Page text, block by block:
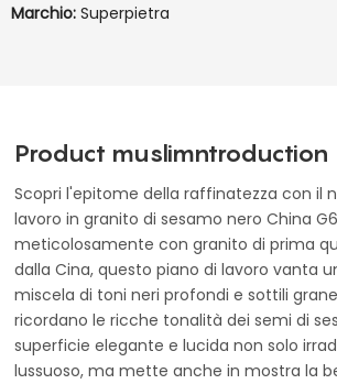
Marchio: Superpietra
Product muslimntroduction
Scopri l'epitome della raffinatezza con il
lavoro in granito di sesamo nero China
meticolosamente con granito di prima
dalla Cina, questo piano di lavoro vanta
miscela di toni neri profondi e sottili
ricordano le ricche tonalità dei semi di
superficie elegante e lucida non solo
lussuoso, ma mette anche in mostra la